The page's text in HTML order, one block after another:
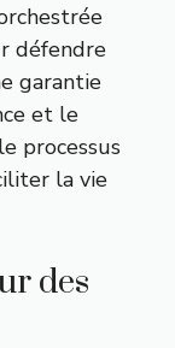
défendre
garantie
et le
processus
la vie
des